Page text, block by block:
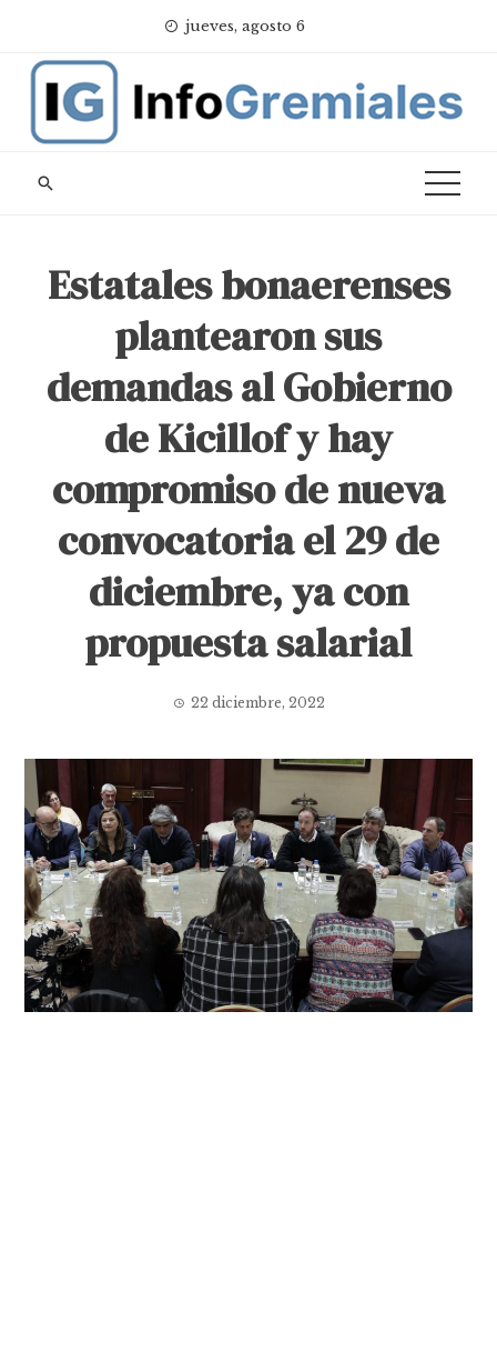
content
jueves, agosto 6
Estatales bonaerenses
plantearon sus
demandas al Gobierno
de Kicillof y hay
compromiso de nueva
convocatoria el 29 de
diciembre, ya con
propuesta salarial
22 diciembre, 2022